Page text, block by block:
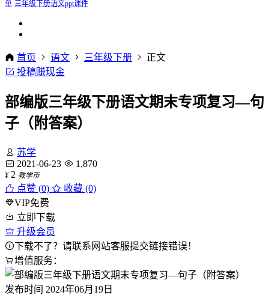
单 三年级下册语文ppt课件
首页 语文 三年级下册
正文
投稿赚现金
部编版三年级下册语文期末专项复习—句
子（附答案）
苏学
2021-06-23
1,870
¥ 2 教学币
点赞 (0)
收藏 (0)
VIP免费
立即下载
升级会员
下载不了？请联系网站客服提交链接错误！
增值服务：
发布时间 2024年06月19日